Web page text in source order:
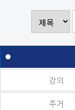
강의
주거